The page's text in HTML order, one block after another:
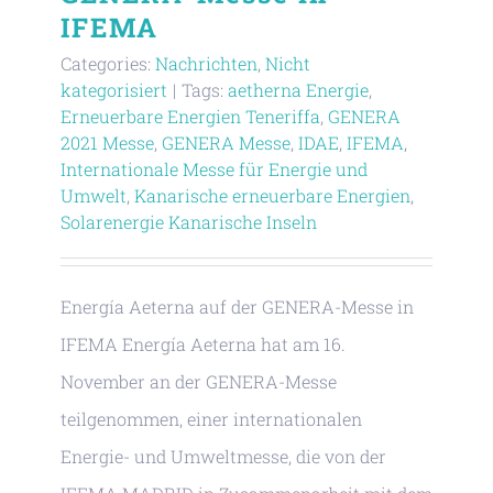
IFEMA
Categories: Nachrichten, Nicht
kategorisiert | Tags: aetherna Energie,
Erneuerbare Energien Teneriffa, GENERA
2021 Messe, GENERA Messe, IDAE, IFEMA,
Internationale Messe für Energie und
Umwelt, Kanarische erneuerbare Energien,
Solarenergie Kanarische Inseln
Energía Aeterna auf der GENERA-Messe in
IFEMA Energía Aeterna hat am 16.
November an der GENERA-Messe
teilgenommen, einer internationalen
Energie- und Umweltmesse, die von der